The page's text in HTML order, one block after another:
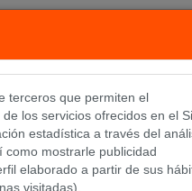
terceros que permiten el
los servicios ofrecidos en el
estadística a través del
mostrarle publicidad
elaborado a partir de sus
visitadas).